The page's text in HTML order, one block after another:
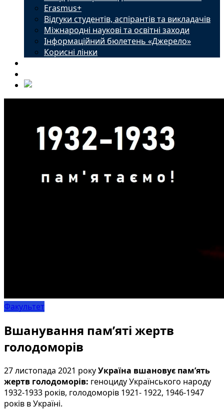
Erasmus+
Відгуки студентів, аспірантів та викладачів
Міжнародні наукові та освітні заходи
Інформаційний бюлетень «Джерело»
Корисні лінки
Факультет
Вшанування пам’яті жертв
голодоморів
27 листопада 2021 рокуУкраїна вшановує пам’ять
жертв голодоморів: геноциду Українського народу
1932-1933 років, голодоморів 1921- 1922, 1946-1947
років в Україні.